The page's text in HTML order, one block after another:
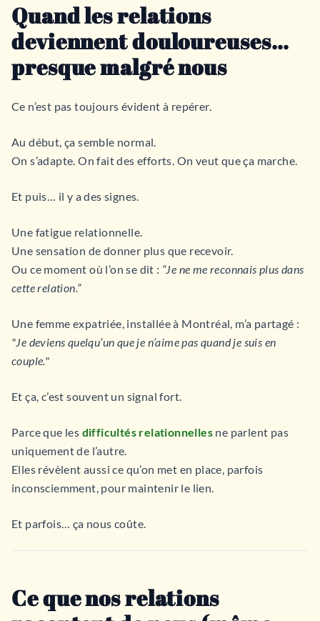
Quand les relations
deviennent douloureuses…
presque malgré nous
Ce n’est pas toujours évident à repérer.
Au début, ça semble normal.
On s’adapte. On fait des efforts. On veut que ça marche.
Et puis… il y a des signes.
Une fatigue relationnelle.
Une sensation de donner plus que recevoir.
Ou ce moment où l’on se dit : “Je ne me reconnais plus dans
cette relation.”
Une femme expatriée, installée à Montréal, m’a partagé :
"Je deviens quelqu’un que je n’aime pas quand je suis en
couple."
Et ça, c’est souvent un signal fort.
Parce que les difficultés relationnelles ne parlent pas
uniquement de l’autre.
Elles révèlent aussi ce qu’on met en place, parfois
inconsciemment, pour maintenir le lien.
Et parfois… ça nous coûte.
Ce que nos relations